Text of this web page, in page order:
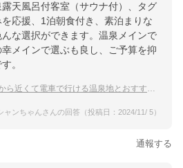
天風呂付客室（サウナ付）、タグ
応援、1泊朝食付き、素泊まりな
な選択ができます。温泉メインで
メインで選ぶも良し、ご予算を抑
。
ら近くて電車で行ける温泉地とおすすめの宿
ャンちゃんさんの回答（投稿日：2024/11/ 5）
通報する